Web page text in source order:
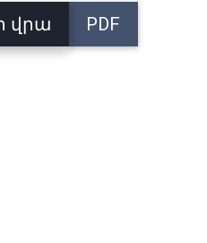
վրա PDF